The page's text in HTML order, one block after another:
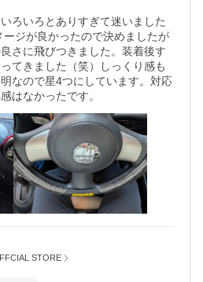
ろいろとありすぎて迷いました
ジが良かったので決めましたが
さに飛びつきました。装着後す
てきました（笑）しっくり感も
なので星4つにしています。対応
はなかったです。
STORE